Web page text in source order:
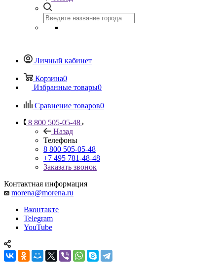
Личный кабинет
Корзина0
Избранные товары0
Сравнение товаров0
8 800 505-05-48
Назад
Телефоны
8 800 505-05-48
+7 495 781-48-48
Заказать звонок
Контактная информация
morena@morena.ru
Вконтакте
Telegram
YouTube